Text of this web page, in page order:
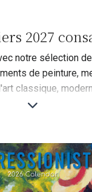
2027
notre sélection
de peinture,
classique,
pour entrer